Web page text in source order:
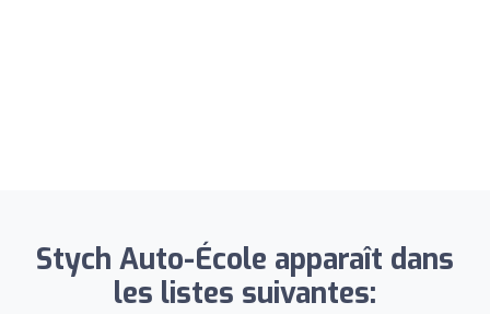
Stych Auto-École apparaît dans
les listes suivantes: